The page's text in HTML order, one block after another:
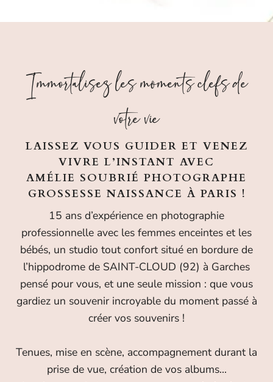
Immortalisez les moments clefs de
votre vie
LAISSEZ VOUS GUIDER ET VENEZ
VIVRE L’INSTANT AVEC
AMÉLIE SOUBRIÉ PHOTOGRAPHE
GROSSESSE NAISSANCE À PARIS !
15 ans d’expérience en photographie
professionnelle avec les femmes enceintes et les
bébés, un studio tout confort situé en bordure de
l’hippodrome de SAINT-CLOUD (92) à Garches
pensé pour vous, et une seule mission : que vous
gardiez un souvenir incroyable du moment passé à
créer vos souvenirs !
Tenues, mise en scène, accompagnement durant la
prise de vue, création de vos albums…